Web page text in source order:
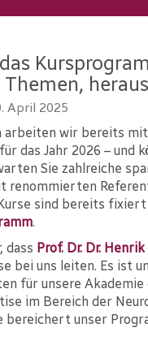
Themen,
April 2025
arbeiten wir bereits
das Jahr 2026 – und
Sie zahlreiche
renommierten
sind bereits fixiert
.
dass Prof. Dr. Dr.
bei uns leiten. Es ist
für unsere Akademie
im Bereich der
bereichert unser